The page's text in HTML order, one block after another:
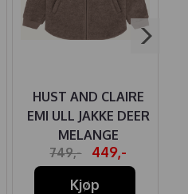
HUST AND CLAIRE
EMI ULL JAKKE DEER
MELANGE
749,-
449,-
Kjøp